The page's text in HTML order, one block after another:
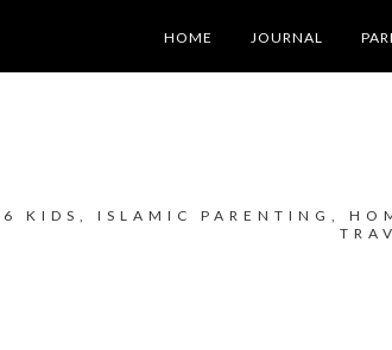
HOME JOURNAL
KIDS, ISLAMIC PARENTING,